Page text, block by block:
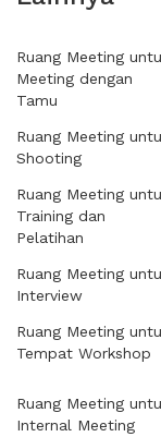
Ruang Meeting
Meeting dengan
Tamu
Ruang Meeting
Shooting
Ruang Meeting
Training dan
Pelatihan
Ruang Meeting
Interview
Ruang Meeting
Tempat Workshop
Ruang Meeting
Internal Meeting